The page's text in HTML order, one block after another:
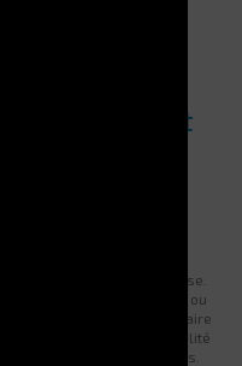
notre
peuvent
et
coupants
une gestion rigoureuse.
limitent les risques de perte ou
récupérer l’outil nécessaire
garantit une disponibilité
remplacements inutiles.